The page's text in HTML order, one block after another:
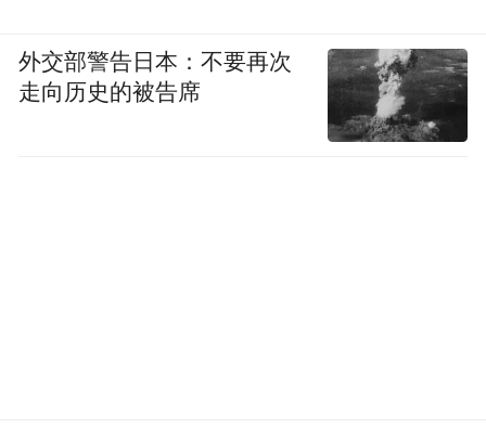
外交部警告日本：不要再次
走向历史的被告席